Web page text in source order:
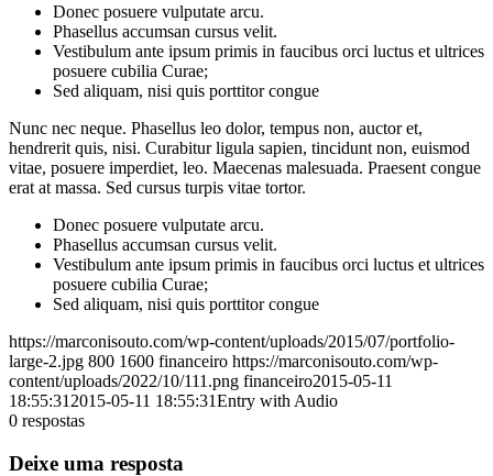
Donec posuere vulputate arcu.
Phasellus accumsan cursus velit.
Vestibulum ante ipsum primis in faucibus orci luctus et ultrices
posuere cubilia Curae;
Sed aliquam, nisi quis porttitor congue
Nunc nec neque. Phasellus leo dolor, tempus non, auctor et,
hendrerit quis, nisi. Curabitur ligula sapien, tincidunt non, euismod
vitae, posuere imperdiet, leo. Maecenas malesuada. Praesent congue
erat at massa. Sed cursus turpis vitae tortor.
Donec posuere vulputate arcu.
Phasellus accumsan cursus velit.
Vestibulum ante ipsum primis in faucibus orci luctus et ultrices
posuere cubilia Curae;
Sed aliquam, nisi quis porttitor congue
https://marconisouto.com/wp-content/uploads/2015/07/portfolio-
large-2.jpg 800 1600 financeiro https://marconisouto.com/wp-
content/uploads/2022/10/111.png financeiro2015-05-11
18:55:31 2015-05-11 18:55:31Entry with Audio
0 respostas
Deixe uma resposta